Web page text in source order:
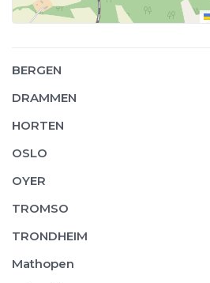
BERGEN
DRAMMEN
HORTEN
OSLO
OYER
TROMSO
TRONDHEIM
Mathopen